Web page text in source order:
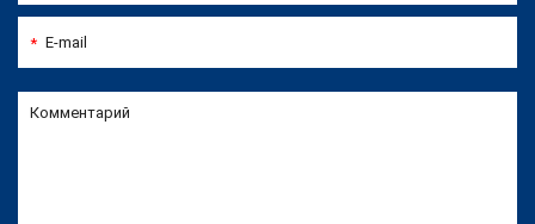
* E-mail
Комментарий